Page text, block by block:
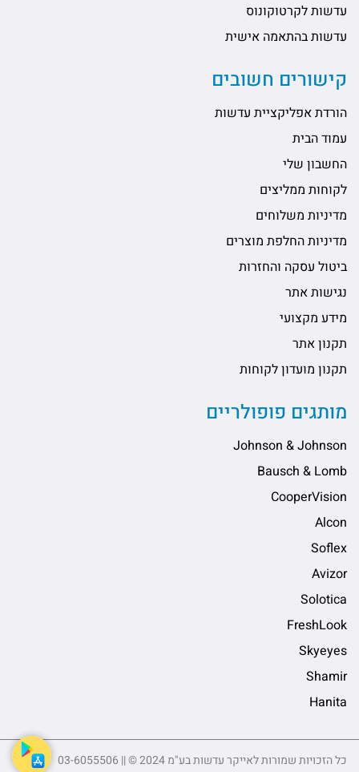
עדשות לקרטוקונוס
עדשות בהתאמה אישית
קישורים חשובים
הורדת אפליקציית עדשות
עמוד הבית
החשבון שלי
לקוחות ממליצים
מדיניות משלוחים
מדיניות החלפת מוצרים
ביטול עסקה והחזרות
נגישות אתר
מידע מקצועי
תקנון אתר
תקנון מועדון לקוחות
מותגים פופולריים
Johnson & Johnson
Bausch & Lomb
CooperVision
Alcon
Soflex
Avizor
Solotica
FreshLook
Skyeyes
Shamir
Hanita
כל הזכויות שמורות לאייקר עדשות בע"מ 2024 © || 03-6055506